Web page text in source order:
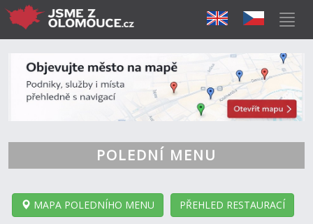
POLEDNÍ MENU
MAPA POLEDNÍHO MENU PŘEHLED RESTAURACÍ